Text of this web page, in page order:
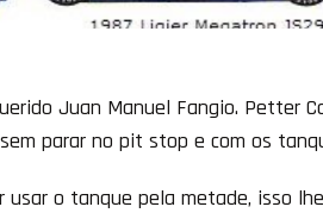
Juan Manuel Fangio. Petter
parar no pit stop e com os
o tanque pela metade, isso